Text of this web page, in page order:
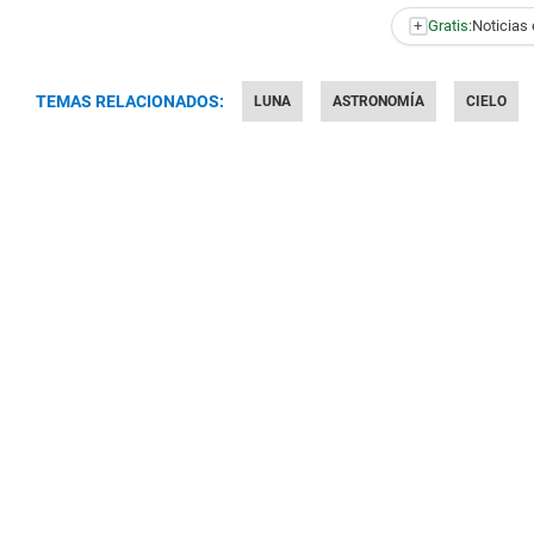
+ Gratis:Noticias
TEMAS RELACIONADOS: LUNA ASTRONOMÍA CIELO